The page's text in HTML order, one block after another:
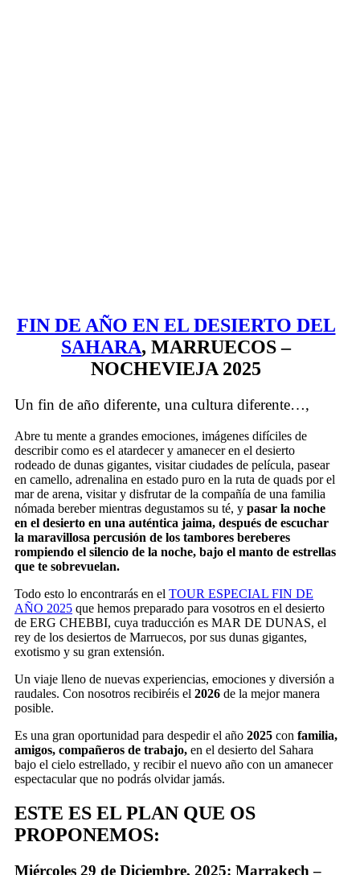
FIN DE AÑO EN EL DESIERTO DEL
SAHARA, MARRUECOS –
NOCHEVIEJA 2025
Un fin de año diferente, una cultura diferente…,
Abre tu mente a grandes emociones, imágenes difíciles de
describir como es el atardecer y amanecer en el desierto
rodeado de dunas gigantes, visitar ciudades de película, pasear
en camello, adrenalina en estado puro en la ruta de quads por el
mar de arena, visitar y disfrutar de la compañía de una familia
nómada bereber mientras degustamos su té, y pasar la noche
en el desierto en una auténtica jaima, después de escuchar
la maravillosa percusión de los tambores bereberes
rompiendo el silencio de la noche, bajo el manto de estrellas
que te sobrevuelan.
Todo esto lo encontrarás en el TOUR ESPECIAL FIN DE
AÑO 2025 que hemos preparado para vosotros en el desierto
de ERG CHEBBI, cuya traducción es MAR DE DUNAS, el
rey de los desiertos de Marruecos, por sus dunas gigantes,
exotismo y su gran extensión.
Un viaje lleno de nuevas experiencias, emociones y diversión a
raudales. Con nosotros recibiréis el 2026 de la mejor manera
posible.
Es una gran oportunidad para despedir el año 2025 con familia,
amigos, compañeros de trabajo, en el desierto del Sahara
bajo el cielo estrellado, y recibir el nuevo año con un amanecer
espectacular que no podrás olvidar jamás.
ESTE ES EL PLAN QUE OS
PROPONEMOS:
Miércoles 29 de Diciembre, 2025: Marrakech –